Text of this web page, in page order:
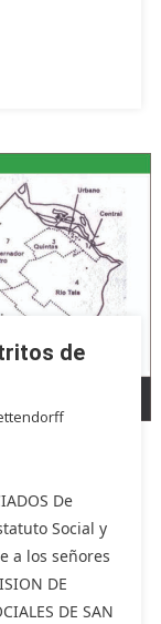
de
De
Social y
a los señores
DE
DE SAN